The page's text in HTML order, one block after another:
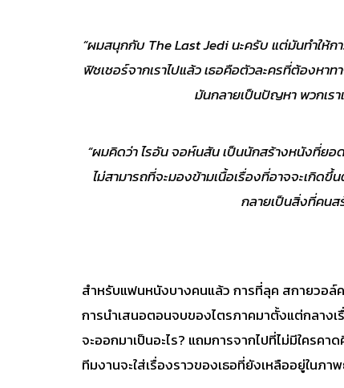
“ผมสนุกกับ The Last Jedi นะครับ แต่มันทำให้กา
ฟิชเชอร์จากเราไปแล้ว เธอคือตัวละครที่ต้องห
มันกลายเป็นปัญหา พวกเร
“ผมคิดว่า ไรอัน จอห์นสัน เป็นนักสร้างหนังที่ยอ
ไม่สามารถที่จะมองข้ามเนื้อเรื่องที่อาจจะเกิดขึ้
กลายเป็นสิ่งที่คนส
สำหรับแฟนหนังบางคนแล้ว การที่ลุค สกายวอล์
การนำเสนอตอนจบของไตรภาคมาตั้งแต่กลางเ
จะออกมาเป็นอะไร? แถมการจากไปที่ไม่มีใครค
ทีมงานจะใส่เรื่องราวของเธอที่ยังเหลืออยู่ในภ